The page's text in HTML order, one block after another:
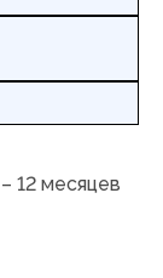
– 12 месяцев